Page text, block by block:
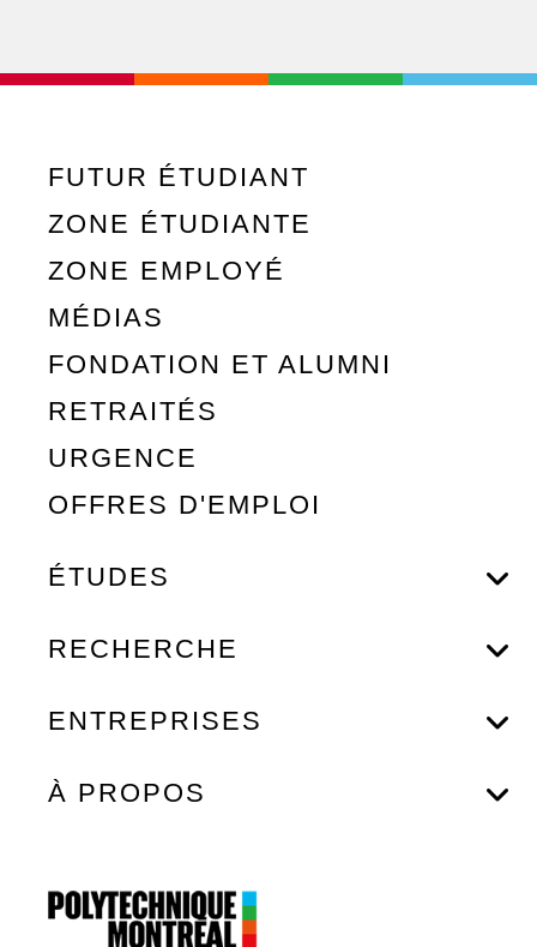
FUTUR ÉTUDIANT
ZONE ÉTUDIANTE
ZONE EMPLOYÉ
MÉDIAS
FONDATION ET ALUMNI
RETRAITÉS
URGENCE
OFFRES D'EMPLOI
ÉTUDES
RECHERCHE
ENTREPRISES
À PROPOS